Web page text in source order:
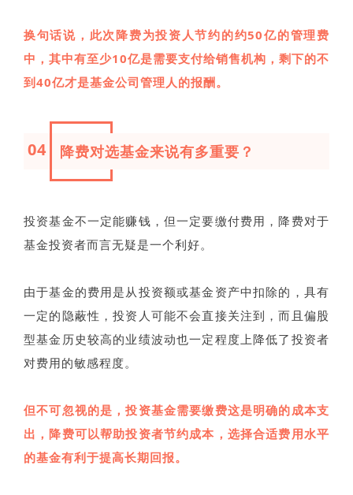
换句话说，此次降费为投资人节约的约50亿的管理费
中，其中有至少10亿是需要支付给销售机构，剩下的不
到40亿才是基金公司管理人的报酬。
04 降费对选基金来说有多重要？
投资基金不一定能赚钱，但一定要缴付费用，降费对于
基金投资者而言无疑是一个利好。
由于基金的费用是从投资额或基金资产中扣除的，具有
一定的隐蔽性，投资人可能不会直接关注到，而且偏股
型基金历史较高的业绩波动也一定程度上降低了投资者
对费用的敏感程度。
但不可忽视的是，投资基金需要缴费这是明确的成本支
出，降费可以帮助投资者节约成本，选择合适费用水平
的基金有利于提高长期回报。